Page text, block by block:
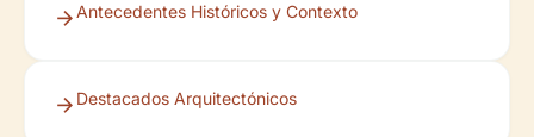
Antecedentes Históricos y Contexto
Destacados Arquitectónicos